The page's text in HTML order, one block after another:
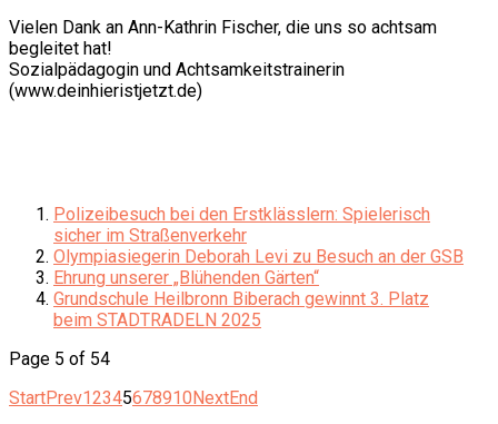
Vielen Dank an Ann-Kathrin Fischer, die uns so achtsam
begleitet hat!
Sozialpädagogin und Achtsamkeitstrainerin
(www.deinhieristjetzt.de)
Polizeibesuch bei den Erstklässlern: Spielerisch
sicher im Straßenverkehr
Olympiasiegerin Deborah Levi zu Besuch an der GSB
Ehrung unserer „Blühenden Gärten“
Grundschule Heilbronn Biberach gewinnt 3. Platz
beim STADTRADELN 2025
Page 5 of 54
StartPrev12345678910NextEnd